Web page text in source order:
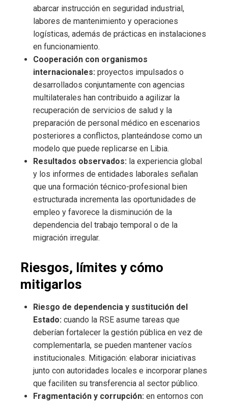
abarcar instrucción en seguridad industrial,
labores de mantenimiento y operaciones
logísticas, además de prácticas en instalaciones
en funcionamiento.
Cooperación con organismos
internacionales: proyectos impulsados o
desarrollados conjuntamente con agencias
multilaterales han contribuido a agilizar la
recuperación de servicios de salud y la
preparación de personal médico en escenarios
posteriores a conflictos, planteándose como un
modelo que puede replicarse en Libia.
Resultados observados: la experiencia global
y los informes de entidades laborales señalan
que una formación técnico-profesional bien
estructurada incrementa las oportunidades de
empleo y favorece la disminución de la
dependencia del trabajo temporal o de la
migración irregular.
Riesgos, límites y cómo
mitigarlos
Riesgo de dependencia y sustitución del
Estado: cuando la RSE asume tareas que
deberían fortalecer la gestión pública en vez de
complementarla, se pueden mantener vacíos
institucionales. Mitigación: elaborar iniciativas
junto con autoridades locales e incorporar planes
que faciliten su transferencia al sector público.
Fragmentación y corrupción: en entornos con